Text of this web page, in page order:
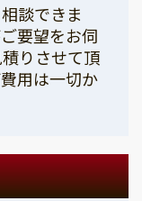
談できま
要望をお伺
りさせて頂
用は一切か